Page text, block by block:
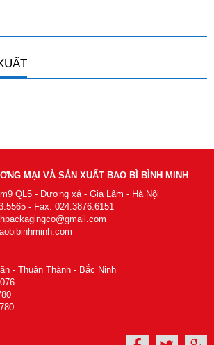
MẠI VÀ SẢN XUẤT BAO BÌ BÌNH MINH
QL5 - Dương xá - Gia Lâm - Hà Nội
- Fax: 024.3876.6151
- Thuận Thành - Bắc Ninh